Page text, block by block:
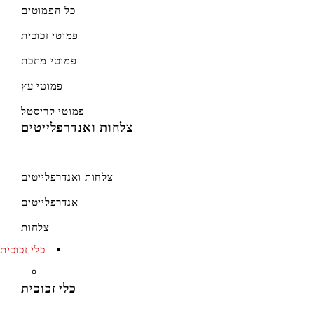
כל הפמוטים
פמוטי זכוכית
פמוטי מתכת
פמוטי עץ
פמוטי קריסטל
צלחות ואנדרפלייטים
צלחות ואנדרפלייטים
אנדרפלייטים
צלחות
כלי זכוכית
כלי זכוכית